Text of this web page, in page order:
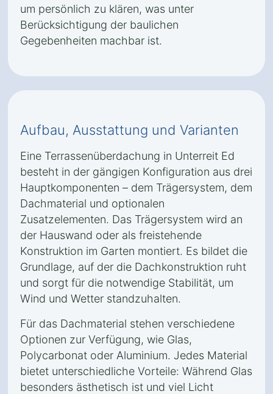
um persönlich zu klären, was unter
Berücksichtigung der baulichen
Gegebenheiten machbar ist.
Aufbau, Ausstattung und Varianten
Eine Terrassenüberdachung in Unterreit Ed
besteht in der gängigen Konfiguration aus drei
Hauptkomponenten – dem Trägersystem, dem
Dachmaterial und optionalen
Zusatzelementen. Das Trägersystem wird an
der Hauswand oder als freistehende
Konstruktion im Garten montiert. Es bildet die
Grundlage, auf der die Dachkonstruktion ruht
und sorgt für die notwendige Stabilität, um
Wind und Wetter standzuhalten.
Für das Dachmaterial stehen verschiedene
Optionen zur Verfügung, wie Glas,
Polycarbonat oder Aluminium. Jedes Material
bietet unterschiedliche Vorteile: Während Glas
besonders ästhetisch ist und viel Licht